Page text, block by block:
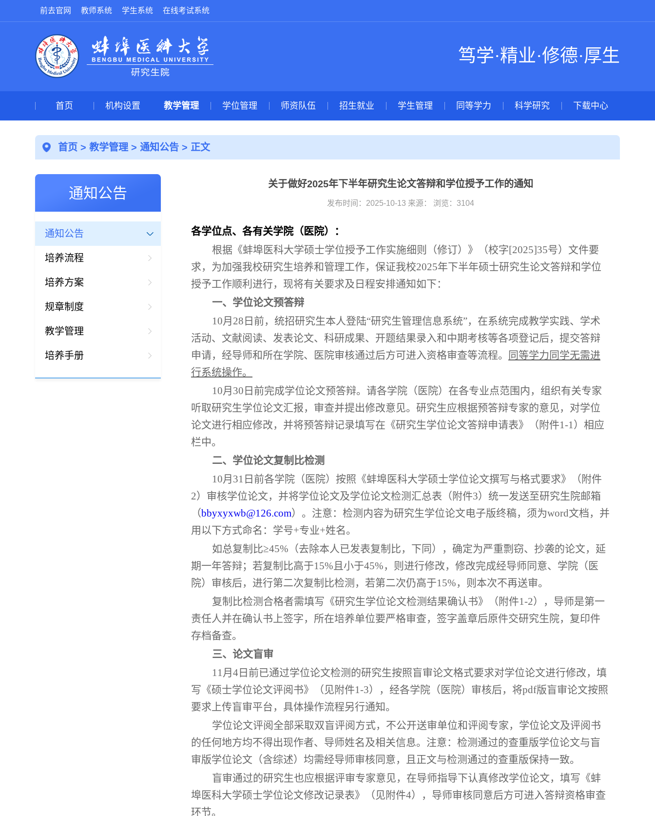
前去官网 教师系统 学生系统 在线考试系统
笃学·精业·修德·厚生
首页 机构设置 教学管理 学位管理 师资队伍 招生就业 学生管理 同等学力 科学研究 下载中心
首页 > 教学管理> 通知公告> 正文
通知公告
通知公告
培养流程
培养方案
规章制度
教学管理
培养手册
关于做好2025年下半年研究生论文答辩和学位授予工作的通知
发布时间：2025-10-13 来源： 浏览： 3104
各学位点、各有关学院（医院）：
根据《蚌埠医科大学硕士学位授予工作实施细则（修订）》（校字[2025]35号）文件要
求，为加强我校研究生培养和管理工作，保证我校2025年下半年硕士研究生论文答辩和学位
授予工作顺利进行，现将有关要求及日程安排通知如下：
一、 学位论文预答辩
10月 28 日前，统招研究生本人登陆“研究生管理信息系统”，在系统完成教学实践、学术
活动、文献阅读、发表论文、科研成果、开题结果录入和中期考核等各项登记后，提交答辩
申请，经导师和所在学院、医院审核通过后方可进入资格审查等流程。
同等学力同学无需进
行系统操作。
10月 30 日前完成学位论文预答辩。请各学院（医院）在各专业点范围内，组织有关专家
听取研究生学位论文汇报，审查并提出修改意见。研究生应根据预答辩专家的意见，对学位
论文进行相应修改，并将预答辩记录填写在《研究生学位论文答辩申请表》（附件1-1）相应
栏中。
二、 学位论文复制比检测
10月 31 日前各学院（医院）按照《蚌埠医科大学硕士学位论文撰写与格式要求》（附件
2）审核学位论文，并将学位论文及学位论文检测汇总表（附件3）统一发送至研究生院邮箱
（bbyxyxwb@126.com）。注意：检测内容为研究生学位论文电子版终稿， 须为word文档，并
用以下方式命名：学号+专业+姓名。
如总复制比≥45%（去除本人已发表复制比，下同），确定为严重剽窃、抄袭的论文，延
期一年答辩；若复制比高于15%且小于45%，则进行修改，修改完成经导师同意、学院（医
院）审核后，进行第二次复制比检测，若第二次仍高于15%，则本次不再送审。
复制比检测合格者需填写《研究生学位论文检测结果确认书》（附件1-2），导师是第一
责任人并在确认书上签字，所在培养单位要严格审查，签字盖章后原件交研究生院，复印件
存档备查。
三、论文盲审
11月 4 日前已通过学位论文检测的研究生按照盲审论文格式要求对学位论文进行修改，填
写《硕士学位论文评阅书》（见附件1-3） ，经各学院（医院）审核后，将pdf版盲审论文按照
要求上传盲审平台，具体操作流程另行通知。
学位论文评阅全部采取双盲评阅方式，不公开送审单位和评阅专家，学位论文及评阅书
的任何地方均不得出现作者、导师姓名及相关信息。注意：检测通过的查重版学位论文与盲
审版学位论文（含综述）均需经导师审核同意，且正文与检测通过的查重版保持一致。
盲审通过的研究生也应根据评审专家意见，在导师指导下认真修改学位论文，填写《蚌
埠医科大学硕士学位论文修改记录表》（见附件4），导师审核同意后方可进入答辩资格审查
环节。